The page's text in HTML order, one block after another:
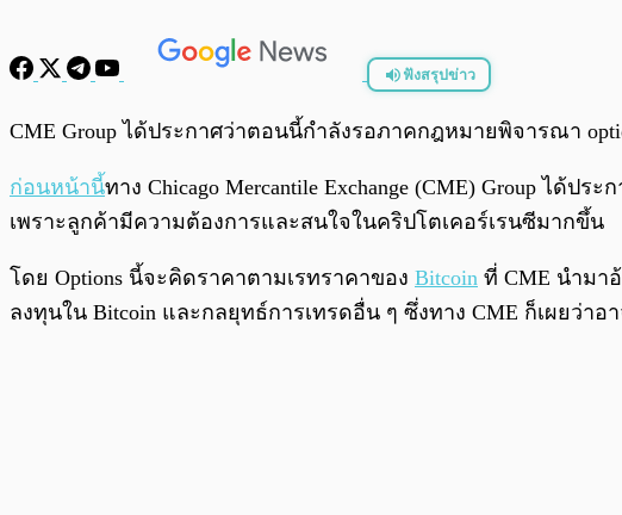
ฟังสรุปข่าว
พร้อมเล่น
CME Group ได้ประกาศว่าตอนนี้กำลังรอภาคกฎหมายพิจารณา
ก่อนหน้านี้ทาง Chicago Mercantile Exchange (CME) Group ไ
เพราะลูกค้ามีความต้องการและสนใจในคริปโตเคอร์เรนซีมากขึ้น
โดย Options นี้จะคิดราคาตามเรทราคาของ Bitcoin ที่ CME นำมา
ลงทุนใน Bitcoin และกลยุทธ์การเทรดอื่น ๆ ซึ่งทาง CME ก็เผยว่า